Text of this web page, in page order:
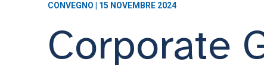
CONVEGNO | 15 NOVEMBRE 2024
Corporate